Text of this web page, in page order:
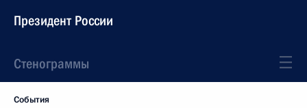
Президент России
Стенограммы
События